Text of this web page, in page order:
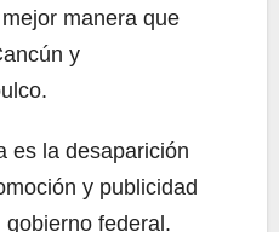
manera que
y
es la desaparición
y publicidad
federal.